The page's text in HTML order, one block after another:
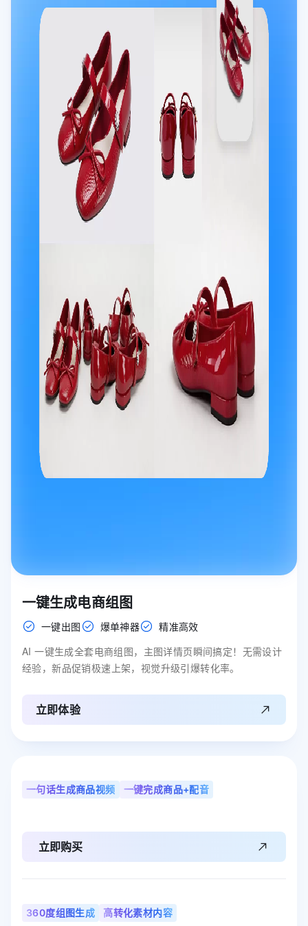
一键生成电商组图
一键出图 爆单神器
精准高效
AI 一键生成全套电商组图，主图详情页瞬间搞定！无需设计
经验，新品促销极速上架，视觉升级引爆转化率。
立即体验
一句话生成商品视频 一键完成商品+配音
立即购买
360度组图生成 高转化素材内容